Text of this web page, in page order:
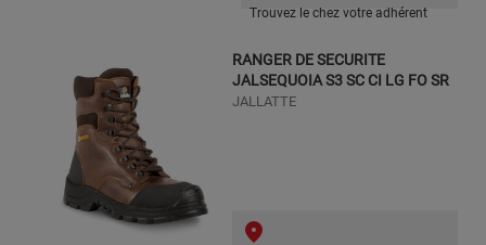
Trouvez le chez votre adhérent
RANGER DE SECURITE
JALSEQUOIA S3 SC CI LG FO SR
JALLATTE